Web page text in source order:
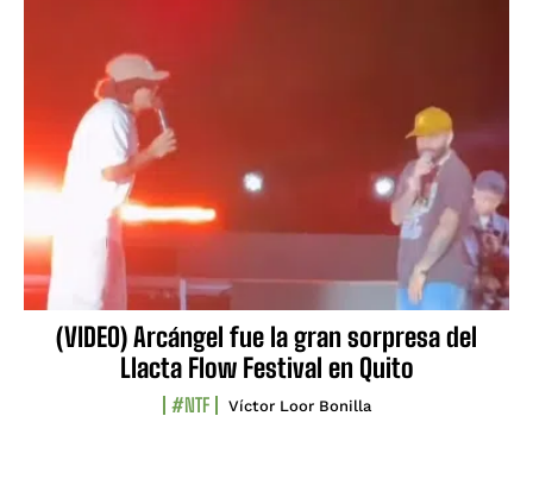
(VIDEO) Arcángel fue la gran sorpresa del
Llacta Flow Festival en Quito
#NTF Víctor Loor Bonilla